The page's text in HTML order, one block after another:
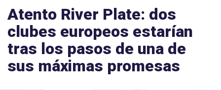
Atento River Plate: dos
clubes europeos estarían
tras los pasos de una de
sus máximas promesas